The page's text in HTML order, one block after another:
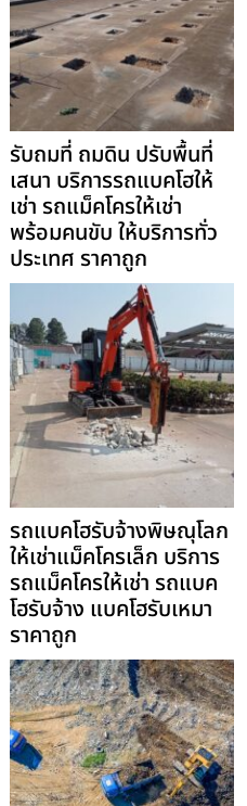
รับถมที่ ถมดิน ปรับพื้นที่
เสนา บริการรถแบคโฮให้
เช่า รถแม็คโครให้เช่า
พร้อมคนขับ ให้บริการทั่ว
ประเทศ ราคาถูก
รถแบคโฮรับจ้างพิษณุโลก
ให้เช่าแม็คโครเล็ก บริการ
รถแม็คโครให้เช่า รถแบค
โฮรับจ้าง แบคโฮรับเหมา
ราคาถูก